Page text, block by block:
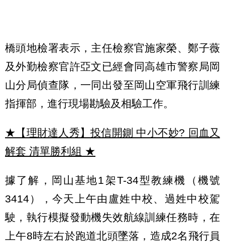
橋頭地檢署表示，主任檢察官施家榮、鄭子薇
及外勤檢察官許亞文已經會同高雄市警察局岡
山分局偵查隊，一同出發至岡山空軍飛行訓練
指揮部，進行現場勘驗及相驗工作。
★【理財達人秀】投信開鍘 中小不妙? 回血又
解套 清單勝利組 ★
據了解，岡山基地1架T-34型教練機（機號
3414），今天上午由盧姓中校、過姓中校駕
駛，執行模擬發動機失效航線訓練任務時，在
上午8時左右於跑道北頭墜落，造成2名飛行員